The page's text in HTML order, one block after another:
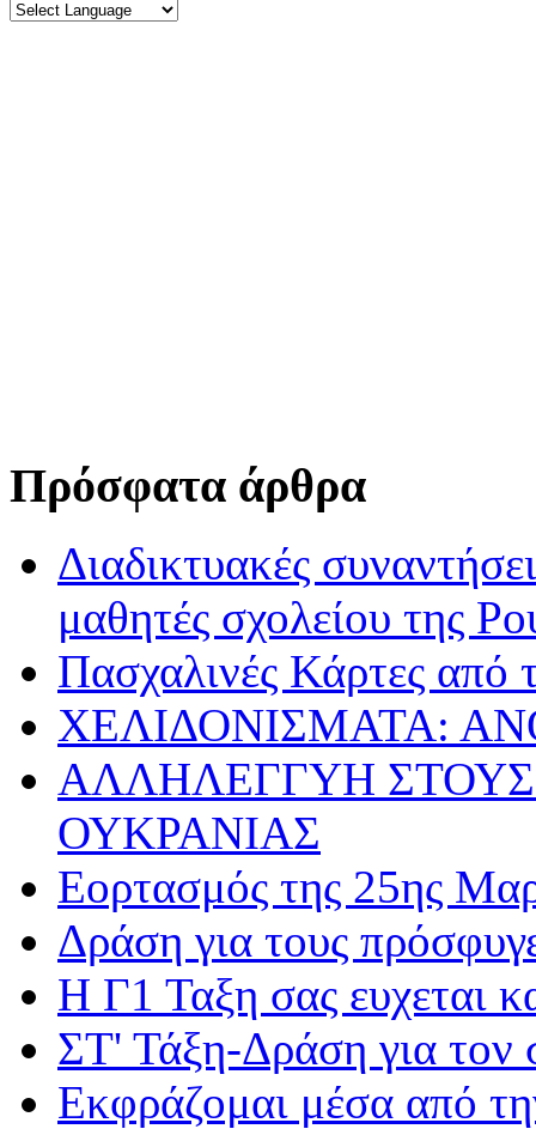
Πρόσφατα άρθρα
Διαδικτυακές
μαθητές σχολείου της
Πασχαλινές Κάρτες από
ΧΕΛΙΔΟΝΙΣΜΑΤΑ:
ΑΛΛΗΛΕΓΓΥΗ
ΟΥΚΡΑΝΙΑΣ
Εορτασμός της 25ης
Δράση για τους
Η Γ1 Ταξη σας ευχεται
ΣΤ' Τάξη-Δράση για τον
Εκφράζομαι μέσα από